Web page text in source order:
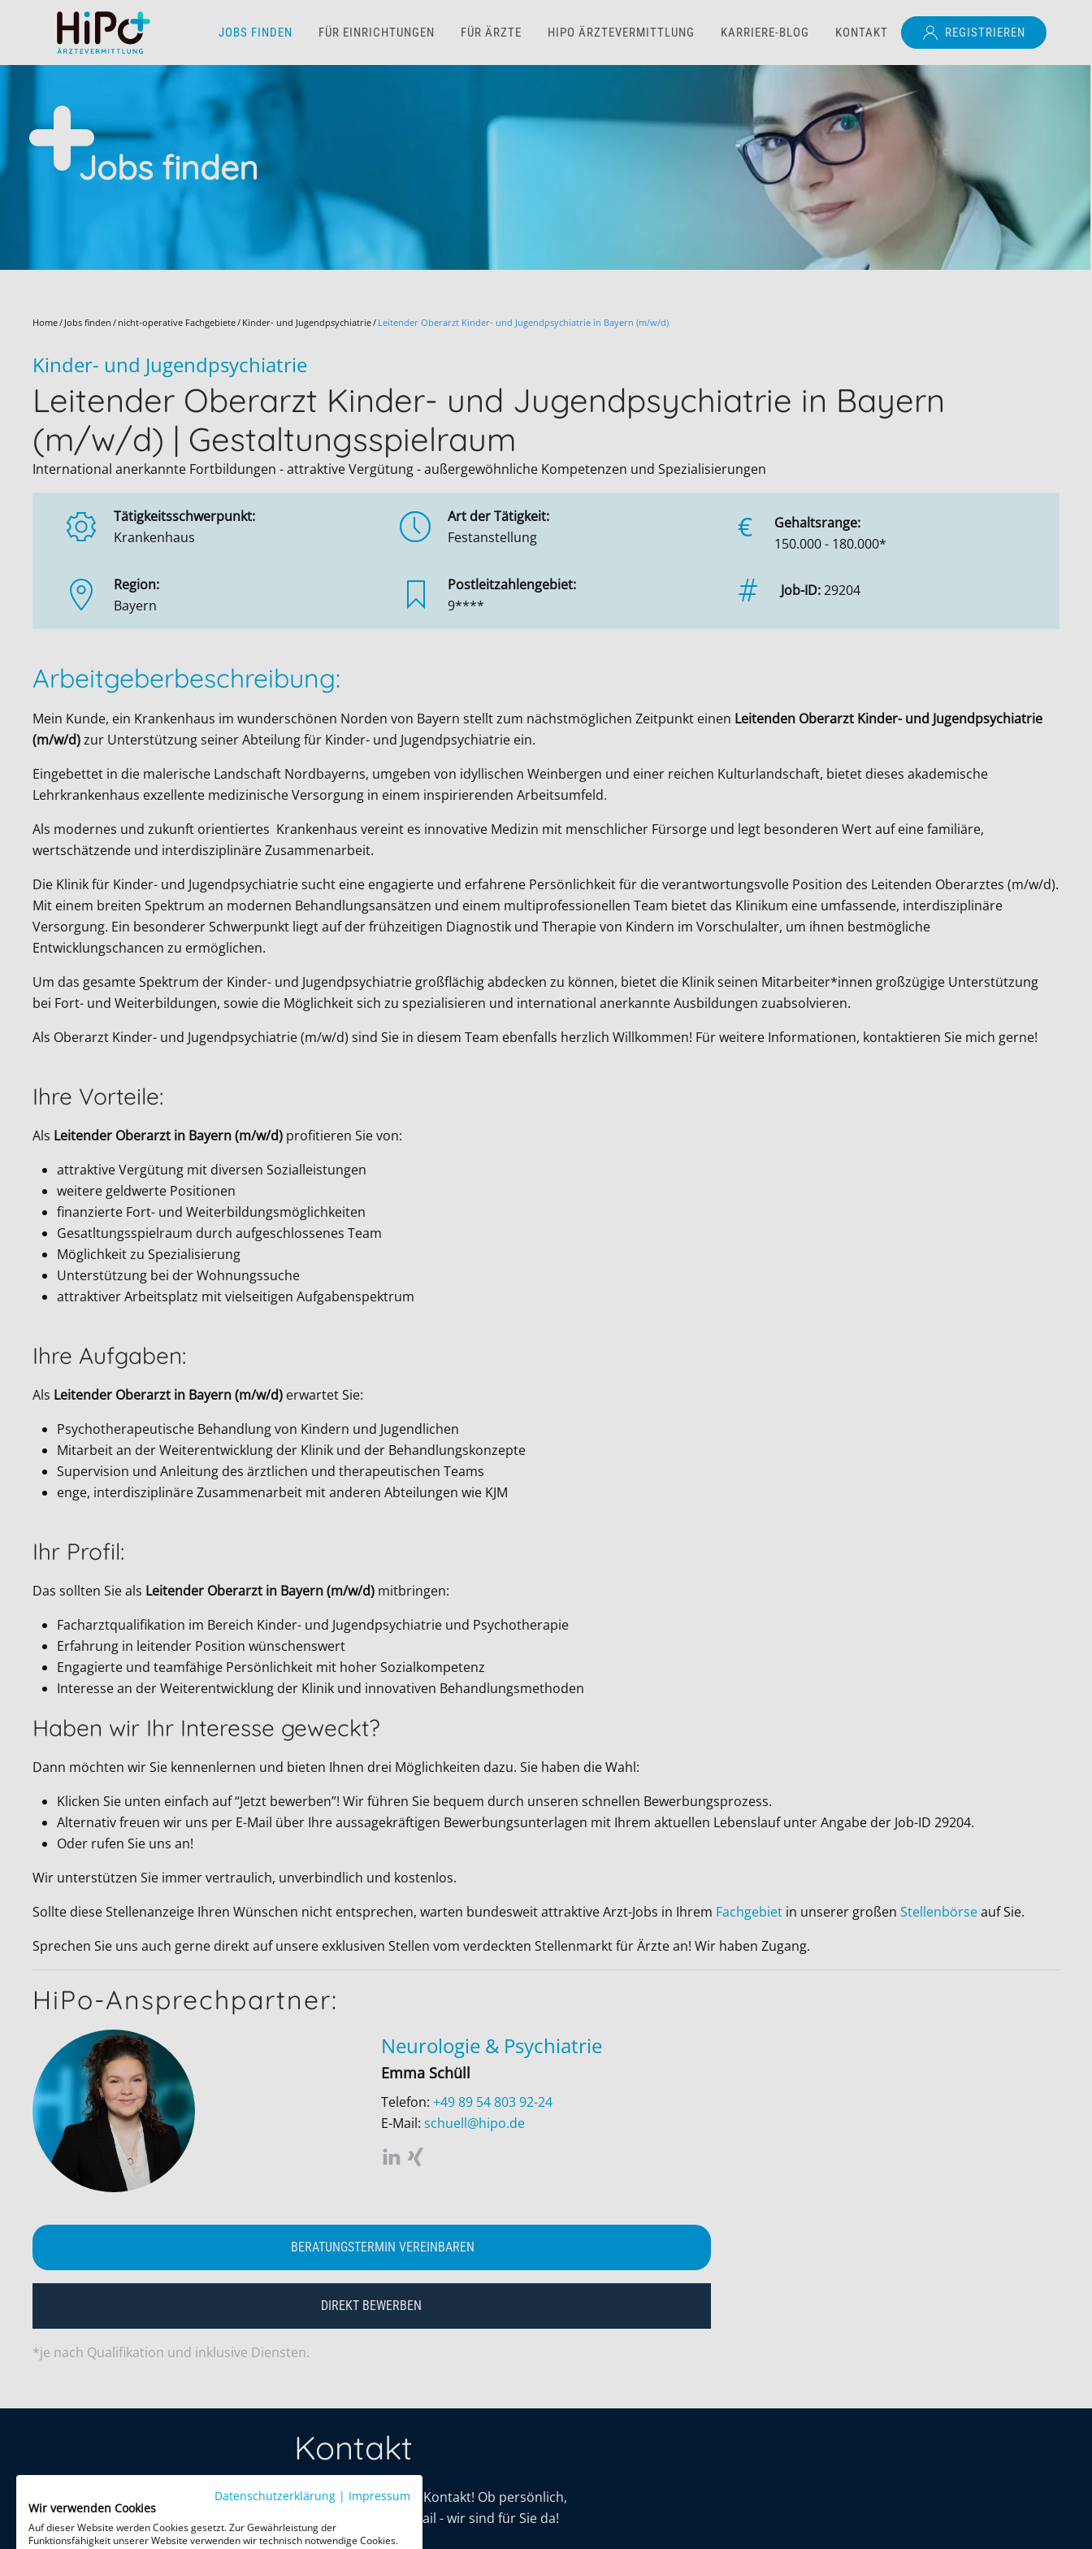
Skip to main content JOBS FINDEN FÜR EINRICHTUNGEN FÜR ÄRZTE HIPO ÄRZTEVERMITTLUNG KARRIERE-BLOG KONTAKT REGISTRIEREN
Jobs finden
Home Jobs finden nicht-operative Fachgebiete Kinder- und Jugendpsychiatrie Leitender Oberarzt Kinder- und Jugendpsychiatrie in Bayern (m/w/d)
Kinder- und Jugendpsychiatrie
Leitender Oberarzt Kinder- und Jugendpsychiatrie in Bayern
(m/w/d) | Gestaltungsspielraum
International anerkannte Fortbildungen - attraktive Vergütung - außergewöhnliche Kompetenzen und Spezialisierungen
Tätigkeitsschwerpunkt:
Krankenhaus
Art der Tätigkeit:
Festanstellung
€
Gehaltsrange:
150.000 - 180.000*
Region:
Bayern
Postleitzahlengebiet:
9****
Job-ID:29204
Arbeitgeberbeschreibung:
Mein Kunde, ein Krankenhaus im wunderschönen Norden von Bayern stellt zum nächstmöglichen Zeitpunkt einen Leitenden Oberarzt Kinder- und Jugendpsychiatrie
(m/w/d)zur Unterstützung seiner Abteilung für Kinder- und Jugendpsychiatrie ein.
Eingebettet in die malerische Landschaft Nordbayerns, umgeben von idyllischen Weinbergen und einer reichen Kulturlandschaft, bietet dieses akademische
Lehrkrankenhaus exzellente medizinische Versorgung in einem inspirierenden Arbeitsumfeld.
Als modernes und zukunft orientiertes Krankenhaus vereint es innovative Medizin mit menschlicher Fürsorge und legt besonderen Wert auf eine familiäre,
wertschätzende und interdisziplinäre Zusammenarbeit.
Die Klinik für Kinder- und Jugendpsychiatrie sucht eine engagierte und erfahrene Persönlichkeit für die verantwortungsvolle Position des Leitenden Oberarztes (m/w/d).
Mit einem breiten Spektrum an modernen Behandlungsansätzen und einem multiprofessionellen Team bietet das Klinikum eine umfassende, interdisziplinäre
Versorgung. Ein besonderer Schwerpunkt liegt auf der frühzeitigen Diagnostik und Therapie von Kindern im Vorschulalter, um ihnen bestmögliche
Entwicklungschancen zu ermöglichen.
Um das gesamte Spektrum der Kinder- und Jugendpsychiatrie großflächig abdecken zu können, bietet die Klinik seinen Mitarbeiter*innen großzügige Unterstützung
bei Fort- und Weiterbildungen, sowie die Möglichkeit sich zu spezialisieren und international anerkannte Ausbildungen zuabsolvieren.
Als Oberarzt Kinder- und Jugendpsychiatrie (m/w/d) sind Sie in diesem Team ebenfalls herzlich Willkommen! Für weitere Informationen, kontaktieren Sie mich gerne!
Ihre Vorteile:
Als Leitender Oberarzt in Bayern (m/w/d) profitieren Sie von:
attraktive Vergütung mit diversen Sozialleistungen
weitere geldwerte Positionen
finanzierte Fort- und Weiterbildungsmöglichkeiten
Gesatltungsspielraum durch aufgeschlossenes Team
Möglichkeit zu Spezialisierung
Unterstützung bei der Wohnungssuche
attraktiver Arbeitsplatz mit vielseitigen Aufgabenspektrum
Ihre Aufgaben:
Als Leitender Oberarzt in Bayern (m/w/d) erwartet Sie:
Psychotherapeutische Behandlung von Kindern und Jugendlichen
Mitarbeit an der Weiterentwicklung der Klinik und der Behandlungskonzepte
Supervision und Anleitung des ärztlichen und therapeutischen Teams
enge, interdisziplinäre Zusammenarbeit mit anderen Abteilungen wie KJM
Ihr Profil:
Das sollten Sie als Leitender Oberarzt in Bayern (m/w/d) mitbringen:
Facharztqualifikation im Bereich Kinder- und Jugendpsychiatrie und Psychotherapie
Erfahrung in leitender Position wünschenswert
Engagierte und teamfähige Persönlichkeit mit hoher Sozialkompetenz
Interesse an der Weiterentwicklung der Klinik und innovativen Behandlungsmethoden
Haben wir Ihr Interesse geweckt?
Dann möchten wir Sie kennenlernen und bieten Ihnen drei Möglichkeiten dazu. Sie haben die Wahl:
Klicken Sie unten einfach auf “Jetzt bewerben”! Wir führen Sie bequem durch unseren schnellen Bewerbungsprozess.
Alternativ freuen wir uns per E-Mail über Ihre aussagekräftigen Bewerbungsunterlagen mit Ihrem aktuellen Lebenslauf unter Angabe der Job-ID 29204.
Oder rufen Sie uns an!
Wir unterstützen Sie immer vertraulich, unverbindlich und kostenlos.
Sollte diese Stellenanzeige Ihren Wünschen nicht entsprechen, warten bundesweit attraktive Arzt-Jobs in Ihrem Fachgebiet in unserer großen Stellenbörseauf Sie.
Sprechen Sie uns auch gerne direkt auf unsere exklusiven Stellen vom verdeckten Stellenmarkt für Ärzte an! Wir haben Zugang.
HiPo-Ansprechpartner:
Neurologie & Psychiatrie
Emma Schüll
Telefon:+49 89 54 803 92-24
E-Mail:schuell@hipo.de
BERATUNGSTERMIN VEREINBAREN
DIREKT BEWERBEN
*je nach Qualifikation und inklusive Diensten.
Kontakt
Treten Sie mit uns in Kontakt! Ob persönlich,
per Telefon oder E-Mail - wir sind für Sie da!
Datenschutzerklärung | Impressum
Wir verwenden Cookies
Auf dieser Website werden Cookies gesetzt. Zur Gewährleistung der
Funktionsfähigkeit unserer Website verwenden wir technisch notwendige Cookies.